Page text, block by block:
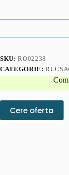
SKU:RO02238
CATEGORIE:
Cere oferta